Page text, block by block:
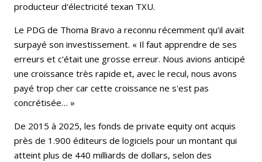
producteur d'électricité texan TXU.
Le PDG de Thoma Bravo a reconnu récemment qu’il avait
surpayé son investissement. « Il faut apprendre de ses
erreurs et c'était une grosse erreur. Nous avions anticipé
une croissance très rapide et, avec le recul, nous avons
payé trop cher car cette croissance ne s'est pas
concrétisée… »
De 2015 à 2025, les fonds de private equity ont acquis
près de 1.900 éditeurs de logiciels pour un montant qui
atteint plus de 440 milliards de dollars, selon des